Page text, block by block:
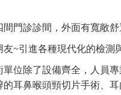
間門診診間，外面有寬敞
友~引進各種現代化的檢測
單位除了設備齊全，人員
的耳鼻喉頭頸切片手術、